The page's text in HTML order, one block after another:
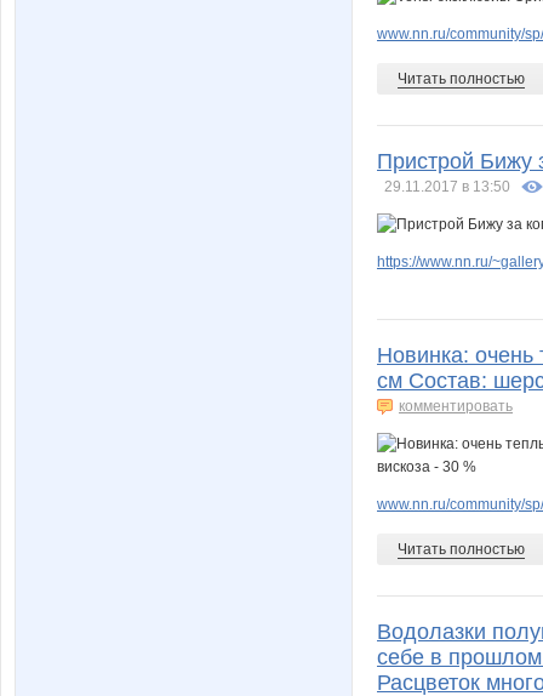
www.nn.ru/community/
Читать полностью
Пристрой Бижу
29.11.2017 в 13:50
https://www.nn.ru/
Новинка:
см Состав:
комментировать
www.nn.ru/community/
Читать полностью
Водолазки
себе в
Расцветок